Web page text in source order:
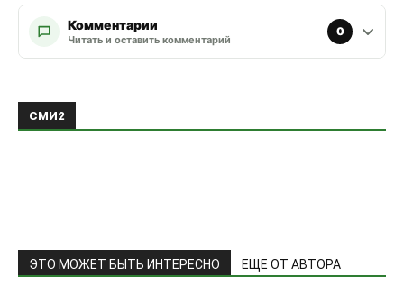
Комментарии
Читать и оставить комментарий
0
Футбол
Инфантино после критики проекта
FFE